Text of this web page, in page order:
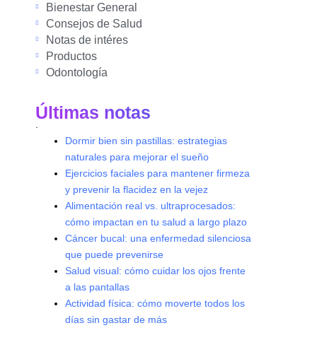
Bienestar General
Consejos de Salud
Notas de intéres
Productos
Odontología
Últimas notas
Dormir bien sin pastillas: estrategias
naturales para mejorar el sueño
Ejercicios faciales para mantener firmeza
y prevenir la flacidez en la vejez
Alimentación real vs. ultraprocesados:
cómo impactan en tu salud a largo plazo
Cáncer bucal: una enfermedad silenciosa
que puede prevenirse
Salud visual: cómo cuidar los ojos frente
a las pantallas
Actividad física: cómo moverte todos los
días sin gastar de más